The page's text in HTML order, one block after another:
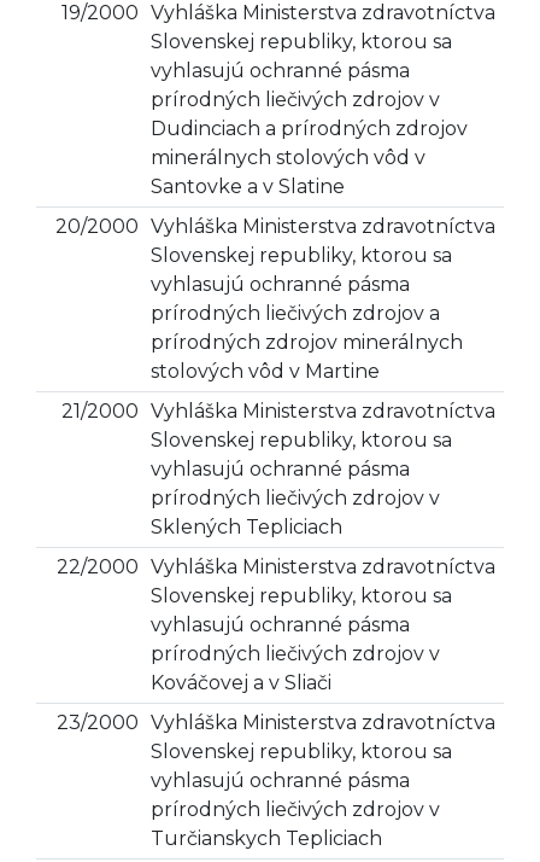
19/2000 Vyhláška Ministerstva zdravotníctva
Slovenskej republiky, ktorou sa
vyhlasujú ochranné pásma
prírodných liečivých zdrojov v
Dudinciach a prírodných zdrojov
minerálnych stolových vôd v
Santovke a v Slatine
20/2000 Vyhláška Ministerstva zdravotníctva
Slovenskej republiky, ktorou sa
vyhlasujú ochranné pásma
prírodných liečivých zdrojov a
prírodných zdrojov minerálnych
stolových vôd v Martine
21/2000 Vyhláška Ministerstva zdravotníctva
Slovenskej republiky, ktorou sa
vyhlasujú ochranné pásma
prírodných liečivých zdrojov v
Sklených Tepliciach
22/2000 Vyhláška Ministerstva zdravotníctva
Slovenskej republiky, ktorou sa
vyhlasujú ochranné pásma
prírodných liečivých zdrojov v
Kováčovej a v Sliači
23/2000 Vyhláška Ministerstva zdravotníctva
Slovenskej republiky, ktorou sa
vyhlasujú ochranné pásma
prírodných liečivých zdrojov v
Turčianskych Tepliciach